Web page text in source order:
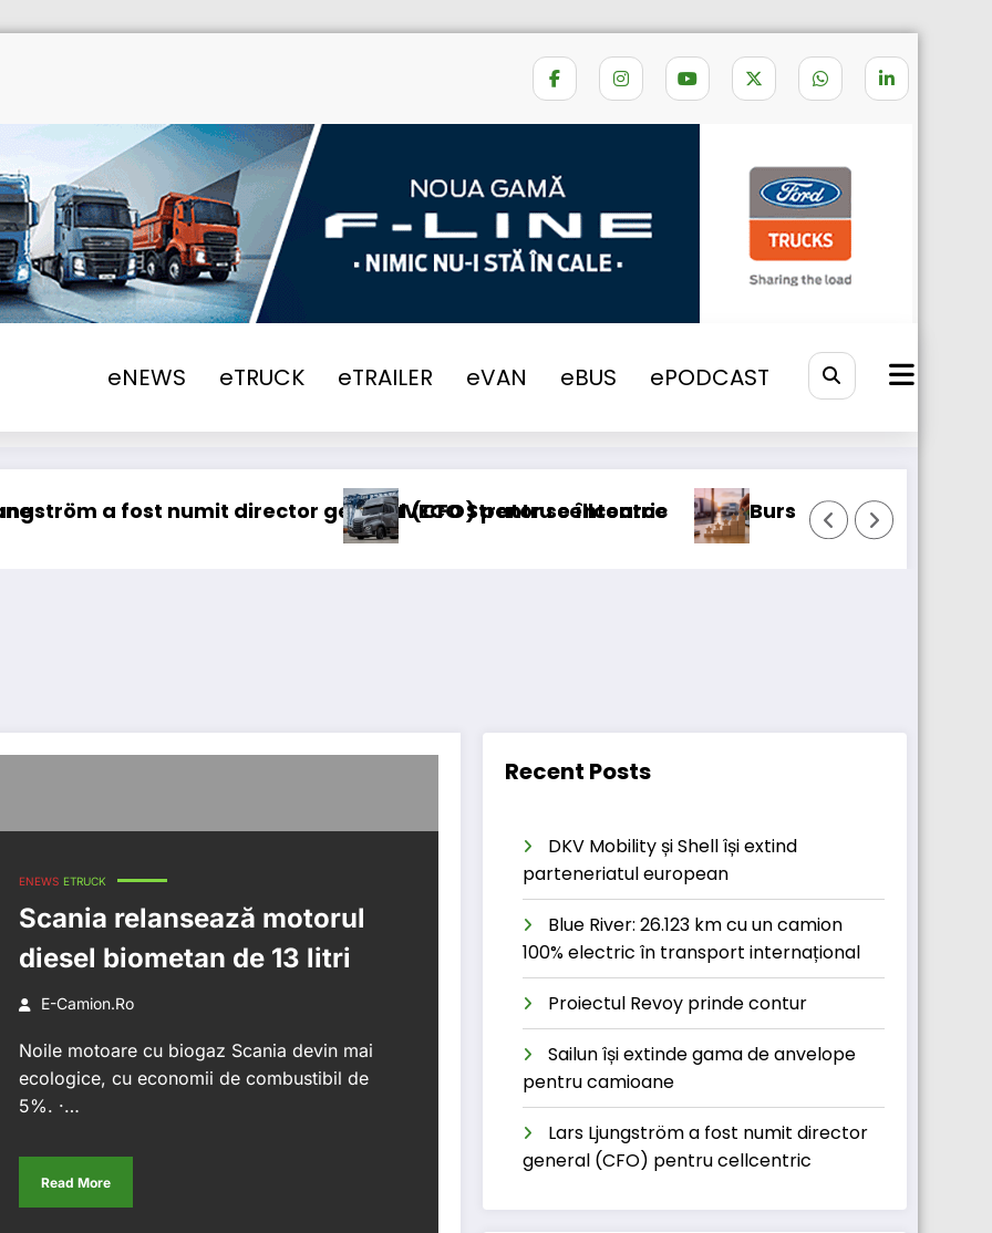
eNEWS eTRUCK eTRAILER eVAN eBUS ePODCAST
Home CNG
director general (CFO) pentru cellcentric
IVECO Strator se întoarce BursaTransport/123cargo introduce o
ENEWS ETRUCK
Scania relansează motorul
diesel biometan de 13 litri
E-Camion.ro
Noile motoare cu biogaz Scania devin mai
ecologice, cu economii de combustibil de
5%. ·…
Read More
Recent Posts
DKV Mobility și Shell își extind
parteneriatul european
Blue River: 26.123 km cu un camion
100% electric în transport internațional
Proiectul Revoy prinde contur
Sailun își extinde gama de anvelope
pentru camioane
Lars Ljungström a fost numit director
general (CFO) pentru cellcentric